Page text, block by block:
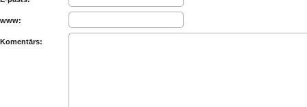
www:
Komentārs: